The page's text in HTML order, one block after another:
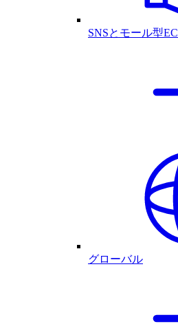
SNSとモール型EC
グローバル